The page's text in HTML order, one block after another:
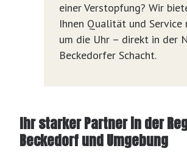
einer Verstopfung? Wir
Ihnen Qualität und Service
um die Uhr – direkt in der
Beckedorfer Schacht.
Ihr starker Partner in der
Beckedorf und Umgebung